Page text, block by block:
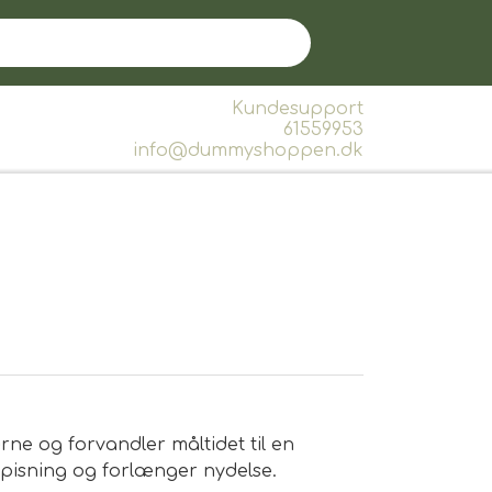
Kundesupport
61559953
info@dummyshoppen.dk
og forvandler måltidet til en
og forlænger nydelse.